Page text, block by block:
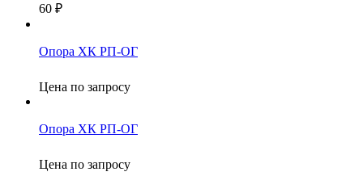
60 ₽
Опора ХК РП-ОГ
Цена по запросу
Опора ХК РП-ОГ
Цена по запросу